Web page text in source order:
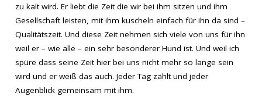
zu kalt wird. Er liebt die Zeit die wir bei ihm sitzen und ihm
Gesellschaft leisten, mit ihm kuscheln einfach für ihn da sind –
Qualitätszeit. Und diese Zeit nehmen sich viele von uns für ihn
weil er – wie alle – ein sehr besonderer Hund ist. Und weil ich
spüre dass seine Zeit hier bei uns nicht mehr so lange sein
wird und er weiß das auch. Jeder Tag zählt und jeder
Augenblick gemeinsam mit ihm.